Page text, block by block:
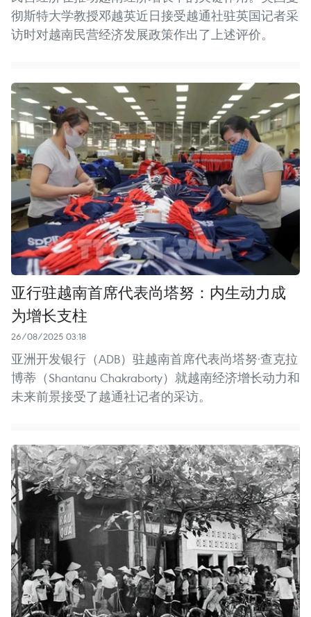
彻斯特大学教授邓越英近日接受越通社驻英国记者采
访时对越南民营经济发展政策作出了上述评价。
亚行驻越南首席代表尚塔努：内生动力成
为增长支柱
26/08/2025 03:18
亚洲开发银行（ADB）驻越南首席代表尚塔努·查克拉
博蒂（Shantanu Chakraborty）就越南经济增长动力和
未来前景接受了越通社记者的采访。